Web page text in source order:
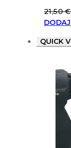
21,50€
QUICK